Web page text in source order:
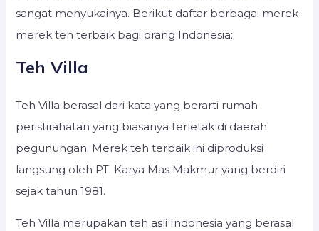
sangat menyukainya. Berikut daftar berbagai merek
merek teh terbaik bagi orang Indonesia:
Teh Villa
Teh Villa berasal dari kata yang berarti rumah
peristirahatan yang biasanya terletak di daerah
pegunungan. Merek teh terbaik ini diproduksi
langsung oleh PT. Karya Mas Makmur yang berdiri
sejak tahun 1981.
Teh Villa merupakan teh asli Indonesia yang berasal